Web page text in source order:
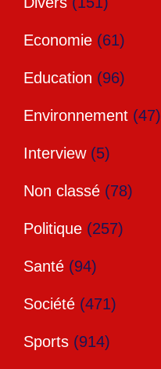
Economie (61)
Education (96)
Environnement (47)
Interview(5)
Non classé (78)
Politique (257)
Santé (94)
Société (471)
Sports (914)